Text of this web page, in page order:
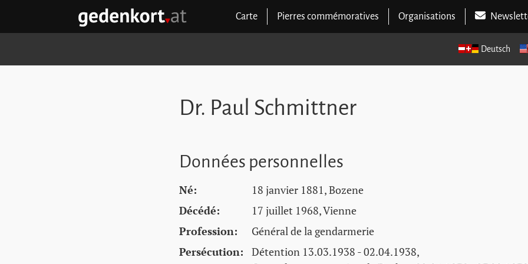
Aller au contenu principal
Aller à la navigation principale
Aller aux liens rapides
GEDENKORT - ACCUEIL
Carte Pierres commémoratives Organisations
Deutsch
Dr. Paul Schmittner
Données personnelles
Né:
18 janvier 1881, Bozene
Décédé:
17 juillet 1968, Vienne
Profession:
Général de la gendarmerie
Persécution:
Détention 13.03.1938 - 02.04.1938,